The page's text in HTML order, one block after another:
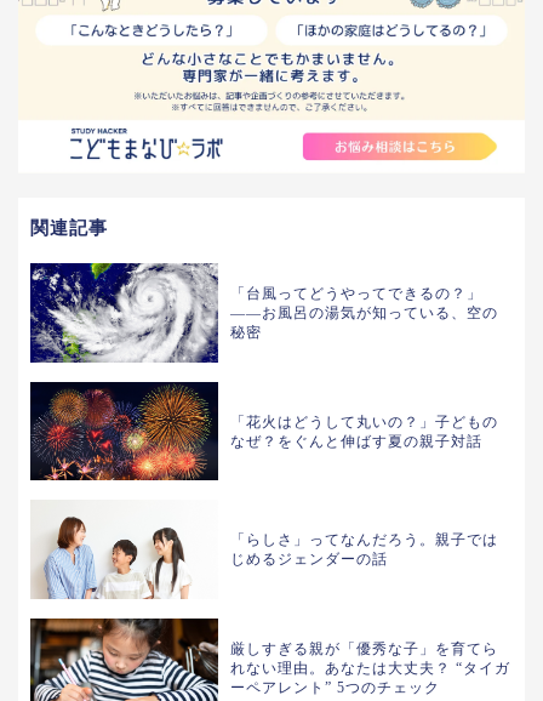
関連記事
「台風ってどうやってできるの？」
——お風呂の湯気が知っている、空の
秘密
「花火はどうして丸いの？」子どもの
なぜ？をぐんと伸ばす夏の親子対話
「らしさ」ってなんだろう。親子では
じめるジェンダーの話
厳しすぎる親が「優秀な子」を育てら
れない理由。あなたは大丈夫？ “タイガ
ーペアレント” 5つのチェック